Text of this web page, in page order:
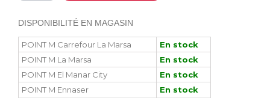
DISPONIBILITÉ EN MAGASIN
POINT M Carrefour La Marsa
En stock
POINT M La Marsa
En stock
POINT M El Manar City
En stock
POINT M Ennaser
En stock